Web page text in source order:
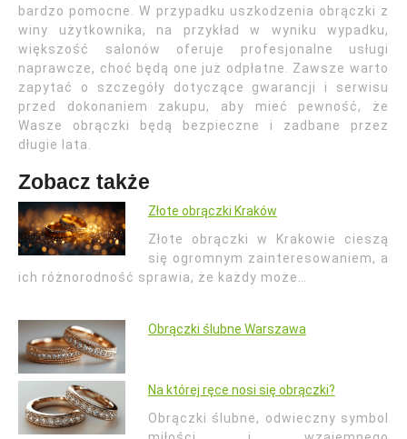
bardzo pomocne. W przypadku uszkodzenia obrączki z
winy użytkownika, na przykład w wyniku wypadku,
większość salonów oferuje profesjonalne usługi
naprawcze, choć będą one już odpłatne. Zawsze warto
zapytać o szczegóły dotyczące gwarancji i serwisu
przed dokonaniem zakupu, aby mieć pewność, że
Wasze obrączki będą bezpieczne i zadbane przez
długie lata.
Zobacz także
Złote obrączki Kraków
Złote obrączki w Krakowie cieszą
się ogromnym zainteresowaniem, a
ich różnorodność sprawia, że każdy może…
Obrączki ślubne Warszawa
Na której ręce nosi się obrączki?
Obrączki ślubne, odwieczny symbol